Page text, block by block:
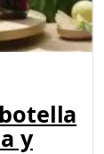
y